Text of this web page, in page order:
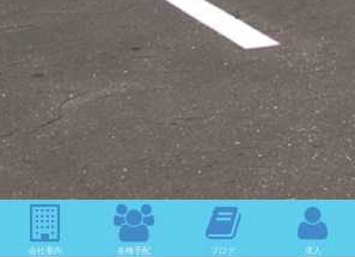
会社案内 各種手配 ブログ 求人